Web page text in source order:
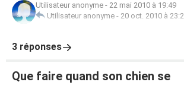
Utilisateur anonyme - 22 mai 2010 à 19:49
Utilisateur anonyme - 20 oct. 2010 à
3 réponses
Que faire quand son chien se